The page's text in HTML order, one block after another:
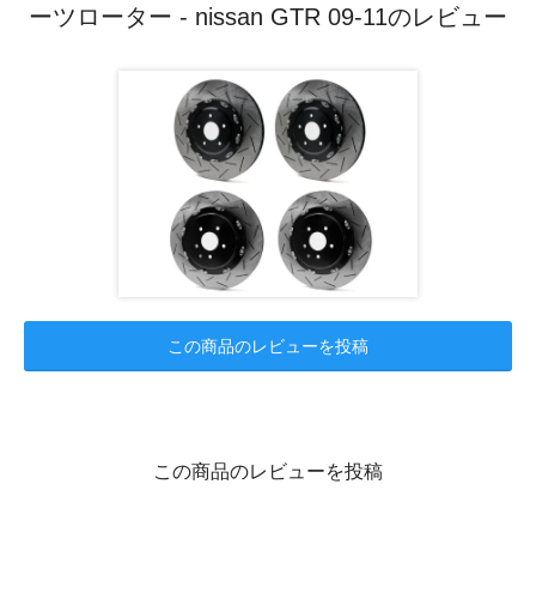
ーツローター - nissan GTR 09-11のレビュー
この商品のレビューを投稿
この商品のレビューを投稿